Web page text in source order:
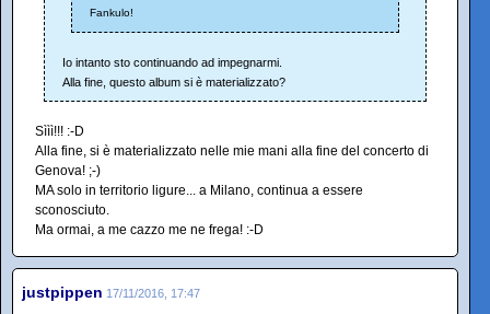
Fankulo!
Io intanto sto continuando ad impegnarmi.
Alla fine, questo album si è materializzato?
Sììì!!! :-D
Alla fine, si è materializzato nelle mie mani alla fine del concerto di
Genova! ;-)
MA solo in territorio ligure... a Milano, continua a essere
sconosciuto.
Ma ormai, a me cazzo me ne frega! :-D
justpippen 17/11/2016, 17:47